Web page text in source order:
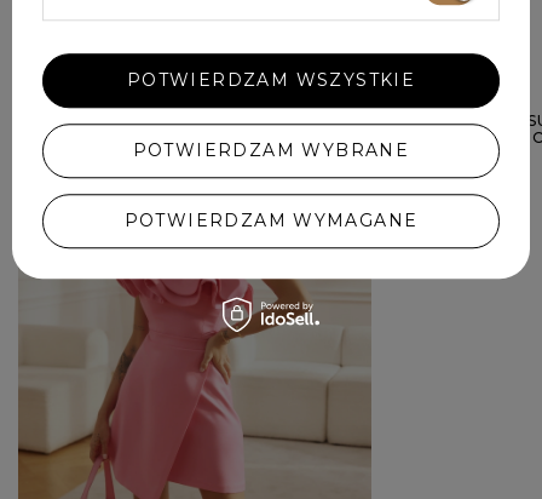
W PODOBNYM KOLORZE
ROSITA - MINI
RÓŻU Z
FALBANKAMI
569,00 ZŁ
POTWIERDZAM WYBRANE
POTWIERDZAM WYMAGANE
POTWIERDZAM WSZYSTKIE